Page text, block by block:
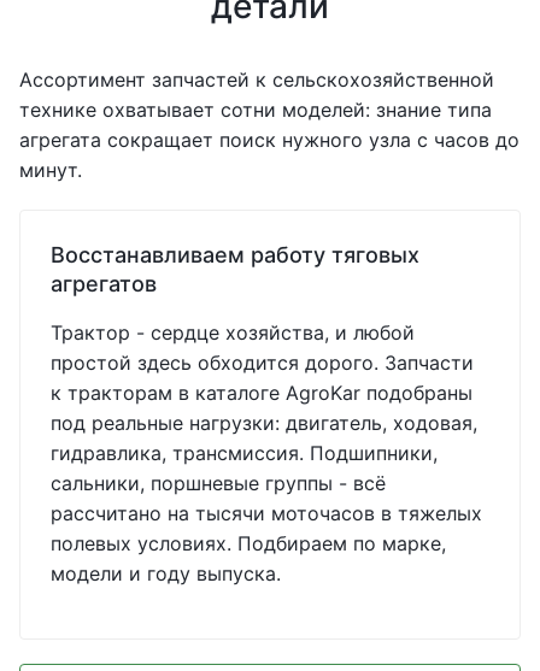
Ассортимент запчастей к сельскохозяйственной
технике охватывает сотни моделей: знание типа
агрегата сокращает поиск нужного узла с часов до
минут.
Восстанавливаем работу тяговых
агрегатов
Трактор - сердце хозяйства, и любой
простой здесь обходится дорого. Запчасти
к тракторам в каталоге AgroKar подобраны
под реальные нагрузки: двигатель, ходовая,
гидравлика, трансмиссия. Подшипники,
сальники, поршневые группы - всё
рассчитано на тысячи моточасов в тяжелых
полевых условиях. Подбираем по марке,
модели и году выпуска.